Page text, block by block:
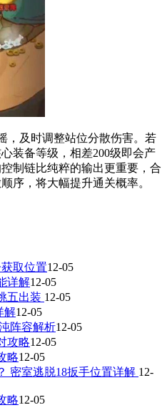
，及时调整站位分散伤害。若
装备等级，相差200级即会产
制链比纯粹的输出更重要，合
序，将大幅提升通关概率。
取位置12-05
详解12-05
五出装 12-05
解12-05
阵容解析12-05
攻略12-05
略12-05
密室逃脱18扳手位置详解 12-
略12-05